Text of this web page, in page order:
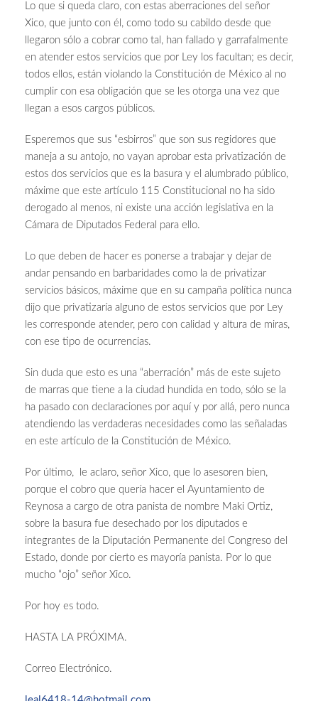
Lo que si queda claro, con estas aberraciones del señor
Xico, que junto con él, como todo su cabildo desde que
llegaron sólo a cobrar como tal, han fallado y garrafalmente
en atender estos servicios que por Ley los facultan; es decir,
todos ellos, están violando la Constitución de México al no
cumplir con esa obligación que se les otorga una vez que
llegan a esos cargos públicos.
Esperemos que sus “esbirros” que son sus regidores que
maneja a su antojo, no vayan aprobar esta privatización de
estos dos servicios que es la basura y el alumbrado público,
máxime que este artículo 115 Constitucional no ha sido
derogado al menos, ni existe una acción legislativa en la
Cámara de Diputados Federal para ello.
Lo que deben de hacer es ponerse a trabajar y dejar de
andar pensando en barbaridades como la de privatizar
servicios básicos, máxime que en su campaña política nunca
dijo que privatizaría alguno de estos servicios que por Ley
les corresponde atender, pero con calidad y altura de miras,
con ese tipo de ocurrencias.
Sin duda que esto es una “aberración” más de este sujeto
de marras que tiene a la ciudad hundida en todo, sólo se la
ha pasado con declaraciones por aquí y por allá, pero nunca
atendiendo las verdaderas necesidades como las señaladas
en este artículo de la Constitución de México.
Por último, le aclaro, señor Xico, que lo asesoren bien,
porque el cobro que quería hacer el Ayuntamiento de
Reynosa a cargo de otra panista de nombre Maki Ortiz,
sobre la basura fue desechado por los diputados e
integrantes de la Diputación Permanente del Congreso del
Estado, donde por cierto es mayoría panista. Por lo que
mucho “ojo” señor Xico.
Por hoy es todo.
HASTA LA PRÓXIMA.
Correo Electrónico.